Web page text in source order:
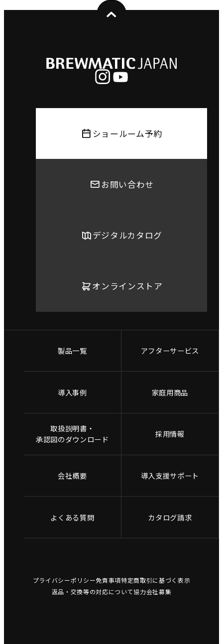
ショールーム予約
お問い合わせ
デジタルカタログ
オンラインストア
製品一覧 アフターサービス
導入事例 家庭用商品
取扱説明書・
承認図のダウンロード
採用情報
会社概要 導入支援サポート
よくある質問 カタログ請求
プライバシーポリシー免責事項特定商取引に基づく表示
返品・交換等の対応について協力会社募集